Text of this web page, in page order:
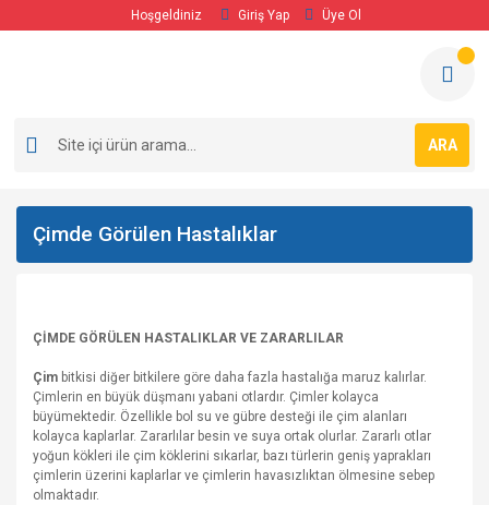
Hoşgeldiniz Giriş Yap Üye Ol
ARA
Çimde Görülen Hastalıklar
ÇİMDE GÖRÜLEN HASTALIKLAR VE ZARARLILAR
Çim bitkisi diğer bitkilere göre daha fazla hastalığa maruz kalırlar.
Çimlerin en büyük düşmanı yabani otlardır. Çimler kolayca
büyümektedir. Özellikle bol su ve gübre desteği ile çim alanları
kolayca kaplarlar. Zararlılar besin ve suya ortak olurlar. Zararlı otlar
yoğun kökleri ile çim köklerini sıkarlar, bazı türlerin geniş yaprakları
çimlerin üzerini kaplarlar ve çimlerin havasızlıktan ölmesine sebep
olmaktadır.